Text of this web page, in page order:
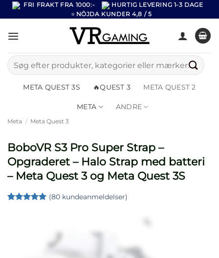
Fortsæt
til
FRI FRAKT FRA 1000:-
HURTIG LEVERING 1-3 DAGE
⭐ NÖJDA KUNDER 4,8 / 5
Søg
efter:
META QUEST 3S
🔥QUEST 3 META QUEST 2
META ANDRE
Meta / Meta Quest 3
BoboVR S3 Pro Super Strap –
Opgraderet – Halo Strap med batteri
– Meta Quest 3 og Meta Quest 3S
kundebedømmelser
(80kundeanmeldelser)